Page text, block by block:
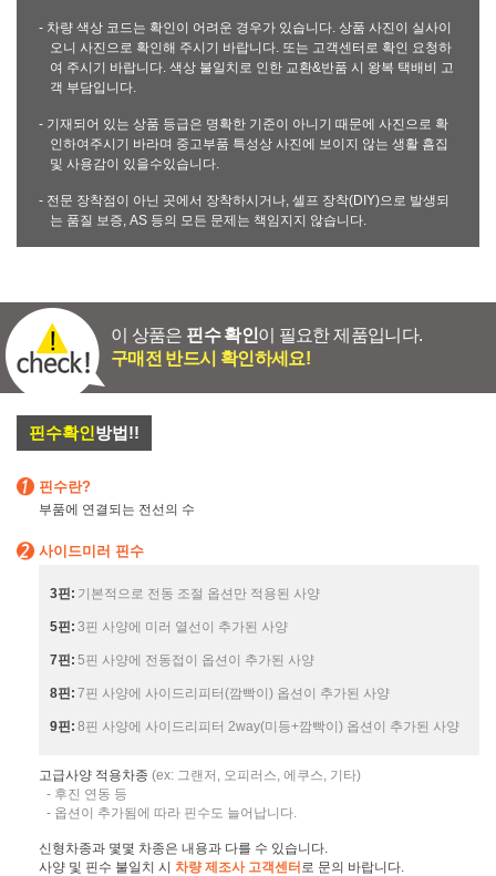
- 차량 색상 코드는 확인이 어려운 경우가 있습니다. 상품 사진이 실사이
오니 사진으로 확인해 주시기 바랍니다. 또는 고객센터로 확인 요청하
여 주시기 바랍니다. 색상 불일치로 인한 교환&반품 시 왕복 택배비 고
객 부담입니다.
- 기재되어 있는 상품 등급은 명확한 기준이 아니기 때문에 사진으로 확
인하여주시기 바라며 중고부품 특성상 사진에 보이지 않는 생활 흠집
및 사용감이 있을수있습니다.
- 전문 장착점이 아닌 곳에서 장착하시거나, 셀프 장착(DIY)으로 발생되
는 품질 보증, AS 등의 모든 문제는 책임지지 않습니다.
이 상품은 핀수 확인이 필요한 제품입니다.
구매전 반드시 확인하세요!
핀수확인방법!!
핀수란?
부품에 연결되는 전선의 수
사이드미러 핀수
3핀: 기본적으로 전동 조절 옵션만 적용된 사양
5핀: 3핀 사양에 미러 열선이 추가된 사양
7핀: 5핀 사양에 전동접이 옵션이 추가된 사양
8핀: 7핀 사양에 사이드리피터(깜빡이) 옵션이 추가된 사양
9핀: 8핀 사양에 사이드리피터 2way(미등+깜빡이) 옵션이 추가된 사양
고급사양 적용차종 (ex: 그랜저, 오피러스, 에쿠스, 기타)
- 후진 연동 등
- 옵션이 추가됨에 따라 핀수도 늘어납니다.
신형차종과 몇몇 차종은 내용과 다를 수 있습니다.
사양 및 핀수 불일치 시 차량 제조사 고객센터 로 문의 바랍니다.